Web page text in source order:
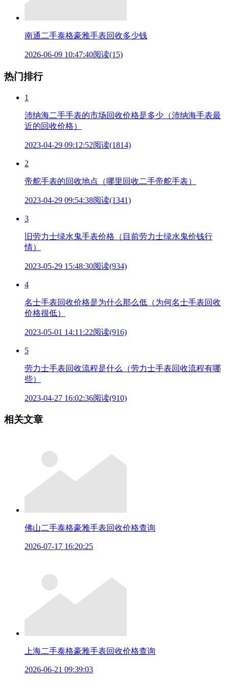
南通二手泰格豪雅手表回收多少钱
2026-06-09 10:47:40阅读(15)
热门排行
1
沛纳海二手手表的市场回收价格是多少（沛纳海手表最
近的回收价格）
2023-04-29 09:12:52阅读(1814)
2
帝舵手表的回收地点（哪里回收二手帝舵手表）
2023-04-29 09:54:38阅读(1341)
3
旧劳力士绿水鬼手表价格（目前劳力士绿水鬼价钱行
情）
2023-05-29 15:48:30阅读(934)
4
名士手表回收价格是为什么那么低（为何名士手表回收
价格很低）
2023-05-01 14:11:22阅读(916)
5
劳力士手表回收流程是什么（劳力士手表回收流程有哪
些）
2023-04-27 16:02:36阅读(910)
相关文章
佛山二手泰格豪雅手表回收价格查询
2026-07-17 16:20:25
上海二手泰格豪雅手表回收价格查询
2026-06-21 09:39:03